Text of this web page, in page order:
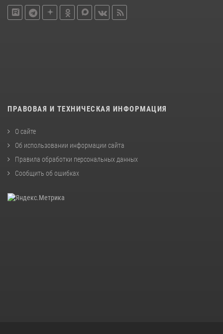
ПРАВОВАЯ И ТЕХНИЧЕСКАЯ ИНФОРМАЦИЯ
О сайте
Об использовании информации сайта
Правила обработки персональных данных
Сообщить об ошибках